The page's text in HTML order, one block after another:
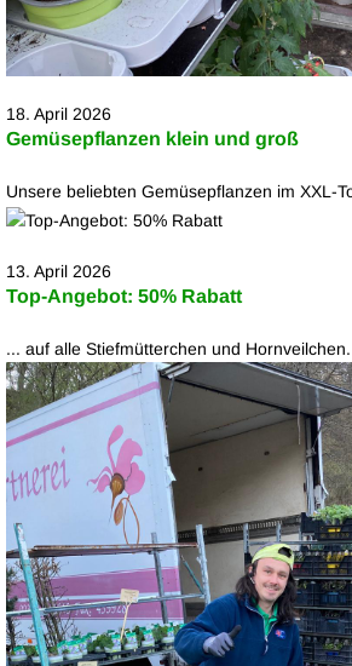
18. April 2026
Gemüsepflanzen klein und groß
Unsere beliebten Gemüsepflanzen im XXL-
13. April 2026
Top-Angebot: 50% Rabatt
... auf alle Stiefmütterchen und